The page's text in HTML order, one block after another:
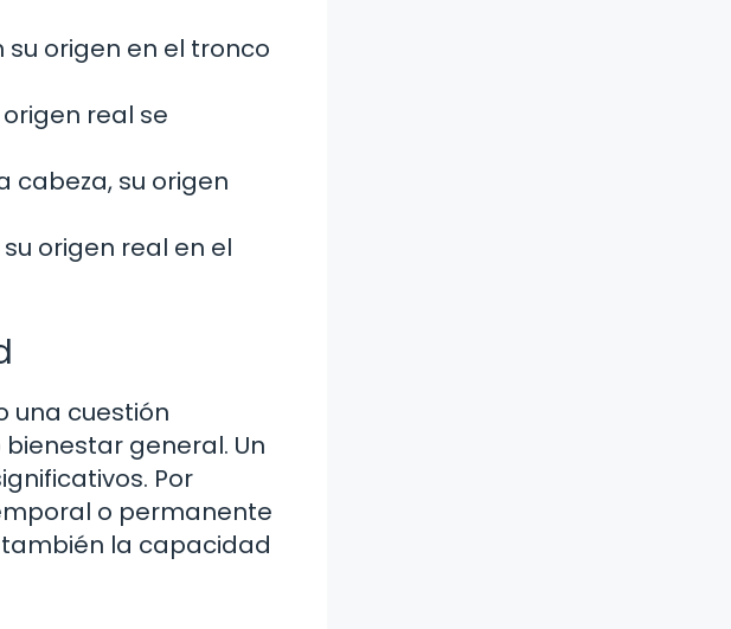
su origen en el tronco
real se
cabeza, su origen
origen real en el
una cuestión
general. Un
Por
o permanente
la capacidad